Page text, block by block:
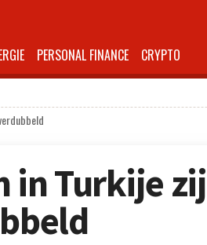
PERSONAL FINANCE CRYPTO
in Turkije